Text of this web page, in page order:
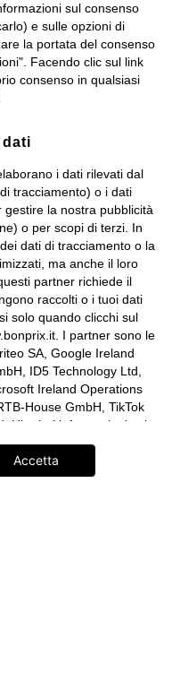
riservati.
via Adua 33 - 13855
Reg. Imprese di
171345, N. Reg. Pile:
Capitale
sul consenso
e sulle opzioni di
la portata del consenso
Facendo clic sul link
consenso in qualsiasi
i dati rilevati dal
tracciamento) o i dati
la nostra pubblicità
o per scopi di terzi. In
dati di tracciamento o la
ma anche il loro
partner richiede il
raccolti o i tuoi dati
solo quando clicchi sul
I partner sono le
SA, Google Ireland
ID5 Technology Ltd,
Ireland Operations
House GmbH, TikTok
Ulteriori informazioni sul
partner sono disponibili
cookie. L'informativa è
link nel banner.
Accetta